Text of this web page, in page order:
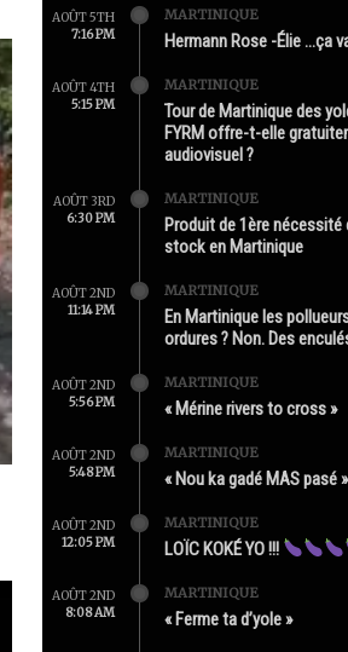
AOÛT 5TH
7:16 PM
MARTINIQUE
Hermann Rose -Élie …ça
AOÛT 4TH
5:15 PM
MARTINIQUE
Tour de Martinique des
FYRM offre-t-elle
audiovisuel ?
AOÛT 3RD
6:30 PM
MARTINIQUE
Produit de 1ère nécessité
stock en Martinique
AOÛT 2ND
11:14 PM
MARTINIQUE
En Martinique les
ordures ? Non. Des
AOÛT 2ND
5:56 PM
MARTINIQUE
« Mérine rivers to cross »
AOÛT 2ND
5:48 PM
MARTINIQUE
« Nou ka gadé MAS pasé »
AOÛT 2ND
12:05 PM
MARTINIQUE
LOÏC KOKÉ YO !!!
AOÛT 2ND
8:08 AM
MARTINIQUE
« Ferme ta d’yole »